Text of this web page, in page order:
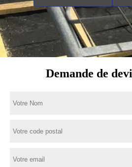
Demande de